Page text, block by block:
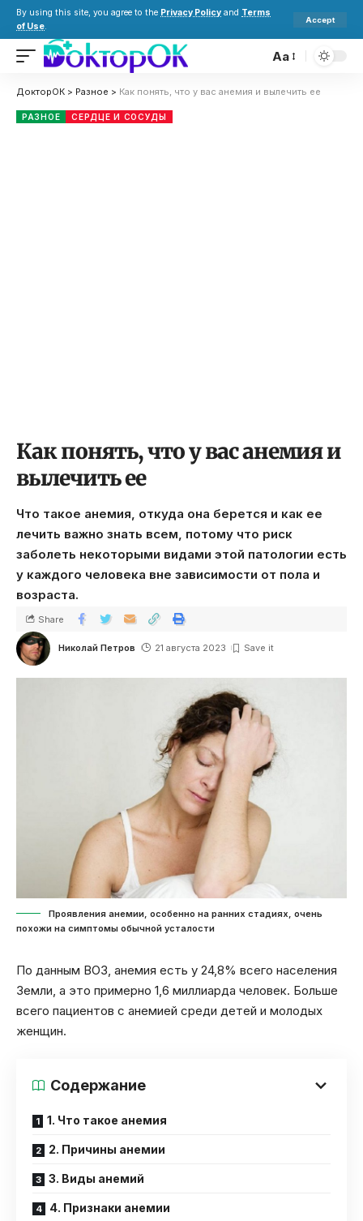
By using this site, you agree to the Privacy Policy and Terms
of Use.
Accept
Aa
ДокторОК > Разное > Как понять, что у вас анемия и вылечить ее
РАЗНОЕ СЕРДЦЕ И СОСУДЫ
Как понять, что у вас анемия и
вылечить ее
Что такое анемия, откуда она берется и как ее
лечить важно знать всем, потому что риск
заболеть некоторыми видами этой патологии есть
у каждого человека вне зависимости от пола и
возраста.
Николай Петров 21 августа 2023
Share
Проявления анемии, особенно на ранних стадиях, очень
похожи на симптомы обычной усталости
По данным ВОЗ, анемия есть у 24,8% всего населения
Земли, а это примерно 1,6 миллиарда человек. Больше
всего пациентов с анемией среди детей и молодых
женщин.
Содержание
1. Что такое анемия
2. Причины анемии
3. Виды анемий
4. Признаки анемии